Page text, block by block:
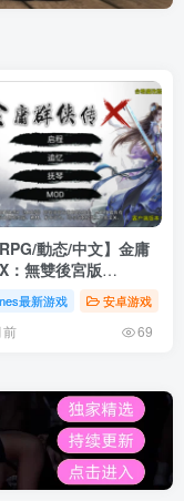
RPG/動态/中文】金庸
：無雙後宮版
魔改版【PC+安卓/
】
最新游戏 安卓游戏
前 69